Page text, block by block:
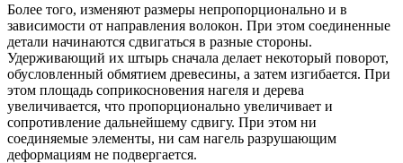
Более того, изменяют размеры непропорционально и в
зависимости от направления волокон. При этом соединенные
детали начинаются сдвигаться в разные стороны.
Удерживающий их штырь сначала делает некоторый поворот,
обусловленный обмятием древесины, а затем изгибается. При
этом площадь соприкосновения нагеля и дерева
увеличивается, что пропорционально увеличивает и
сопротивление дальнейшему сдвигу. При этом ни
соединяемые элементы, ни сам нагель разрушающим
деформациям не подвергается.